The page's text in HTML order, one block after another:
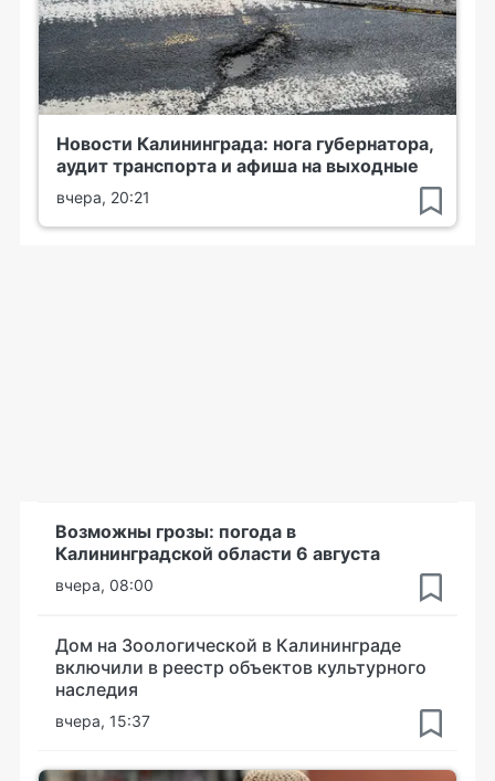
Новости Калининграда: нога губернатора,
аудит транспорта и афиша на выходные
вчера, 20:21
Возможны грозы: погода в
Калининградской области 6 августа
вчера, 08:00
Дом на Зоологической в Калининграде
включили в реестр объектов культурного
наследия
вчера, 15:37